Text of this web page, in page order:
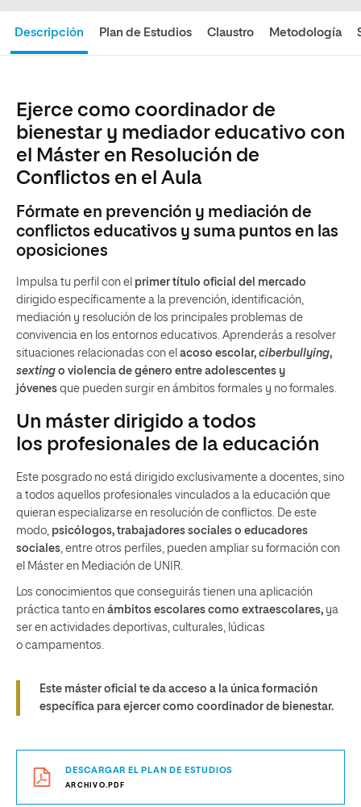
Descripción Plan de Estudios Claustro Metodología
Ejerce como coordinador de
bienestar y mediador educativo con
el Máster en Resolución de
Conflictos en el Aula
Fórmate en prevención y mediación de
conflictos educativos y suma puntos en las
oposiciones
Impulsa tu perfil con el primer título oficial del mercado
dirigido específicamente a la prevención, identificación,
mediación y resolución de los principales problemas de
convivencia en los entornos educativos. Aprenderás a resolver
situaciones relacionadas con el acoso escolar, ciberbullying,
sexting o violencia de género entre adolescentes y
jóvenes que pueden surgir en ámbitos formales y no formales.
Un máster dirigido a todos
los profesionales de la educación
Este posgrado no está dirigido exclusivamente a docentes, sino
a todos aquellos profesionales vinculados a la educación que
quieran especializarse en resolución de conflictos. De este
modo, psicólogos, trabajadores sociales o educadores
sociales, entre otros perfiles, pueden ampliar su formación con
el Máster en Mediación de UNIR.
Los conocimientos que conseguirás tienen una aplicación
práctica tanto en ámbitos escolares como extraescolares, ya
ser en actividades deportivas, culturales, lúdicas
o campamentos.
Este máster oficial te da acceso a la única formación
específica para ejercer como coordinador de bienestar.
DESCARGAR EL PLAN DE ESTUDIOS
ARCHIVO.PDF